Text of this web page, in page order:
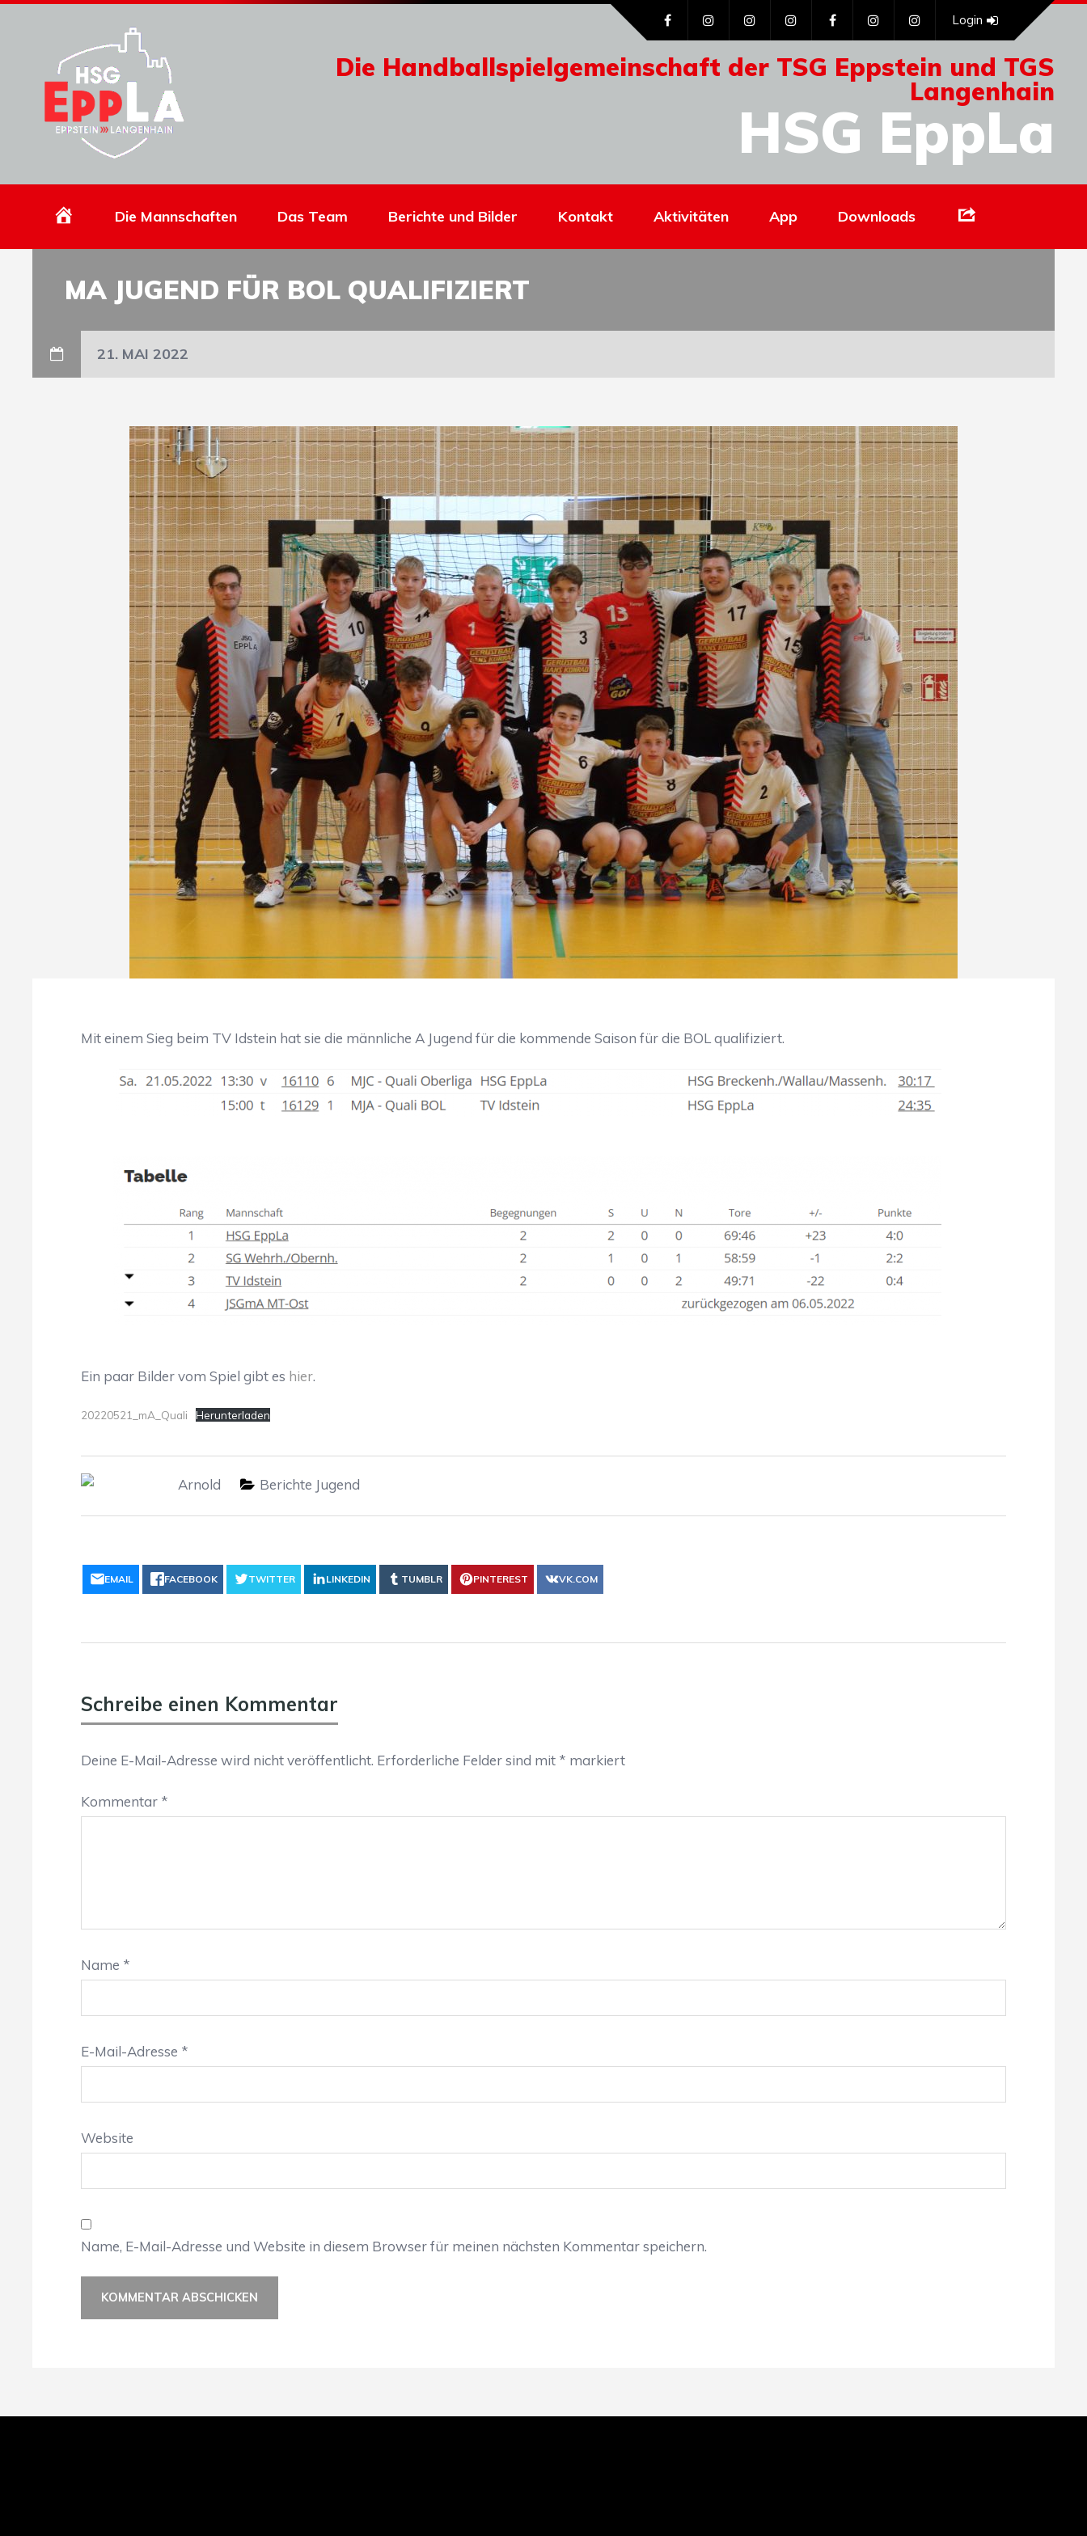
Die Handballspielgemeinschaft der TSG Eppstein und TGS
Langenhain
HSG EppLa
Login
HomepageDie Mannschaften Das Team Berichte und Bilder Kontakt Aktivitäten App Downloads
MA JUGEND FÜR BOL QUALIFIZIERT
21. MAI 2022
Mit einem Sieg beim TV Idstein hat sie die männliche A Jugend für die kommende Saison für die BOL qualifiziert.
Ein paar Bilder vom Spiel gibt es hier.
20220521_mA_Quali Herunterladen
Arnold Berichte Jugend
EMAIL FACEBOOK TWITTER LINKEDIN TUMBLR PINTEREST VK.COM
Schreibe einen Kommentar
Deine E-Mail-Adresse wird nicht veröffentlicht. Erforderliche Felder sind mit * markiert
Kommentar *
Name *
E-Mail-Adresse *
Website
Name, E-Mail-Adresse und Website in diesem Browser für meinen nächsten Kommentar speichern.